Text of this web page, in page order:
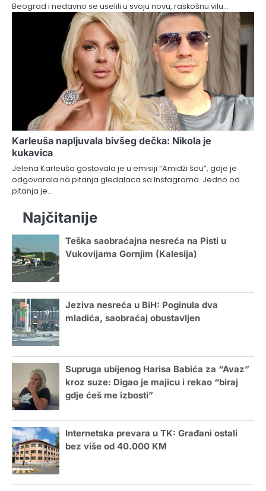
Beograd i nedavno se uselili u svoju novu, raskošnu vilu…
Karleuša napljuvala bivšeg dečka: Nikola je
kukavica
Jelena Karleuša gostovala je u emisiji “Amidži šou”, gdje je
odgovarala na pitanja gledalaca sa Instagrama. Jedno od
pitanja je…
Najčitanije
Teška saobraćajna nesreća na Pisti u
Vukovijama Gornjim (Kalesija)
Jeziva nesreća u BiH: Poginula dva
mladića, saobraćaj obustavljen
Supruga ubijenog Harisa Babića za “Avaz”
kroz suze: Digao je majicu i rekao “biraj
gdje ćeš me izbosti”
Internetska prevara u TK: Građani ostali
bez više od 40.000 KM